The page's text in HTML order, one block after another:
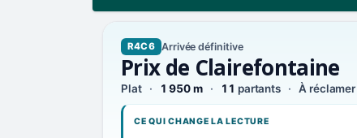
R4C6 Arrivée définitive
Prix de Clairefontaine
Plat 1 950 m 11 partants À réclamer
CE QUI CHANGE LA LECTURE